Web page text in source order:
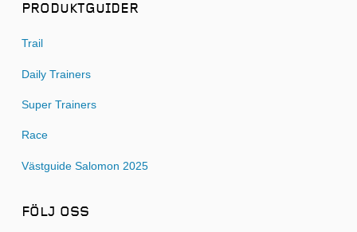
PRODUKTGUIDER
Trail
Daily Trainers
Super Trainers
Race
Västguide Salomon 2025
FÖLJ OSS